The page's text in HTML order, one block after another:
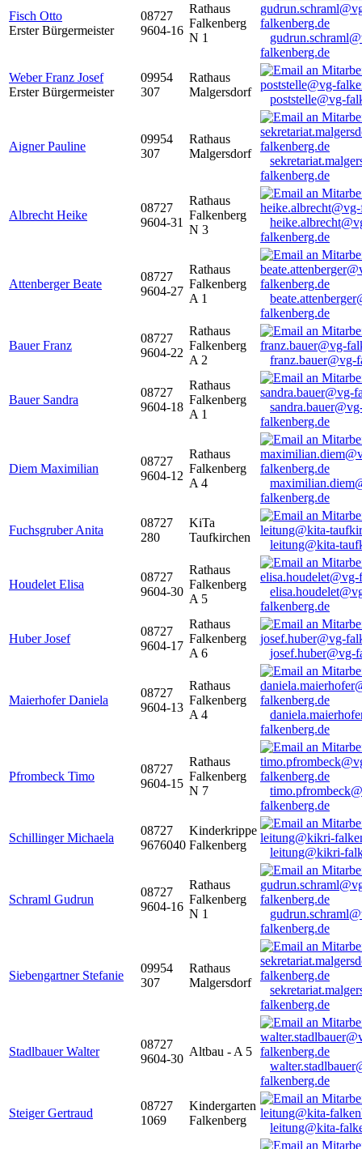
Fisch Otto
Erster Bürgermeister
08727
9604-16
Rathaus
Falkenberg
N 1
falkenberg.de
Weber Franz Josef
Erster Bürgermeister
09954
307
Rathaus
Malgersdorf
poststelle@vg-
Aigner Pauline
09954
307
Rathaus
Malgersdorf
falkenberg.de
Albrecht Heike
08727
9604-31
Rathaus
Falkenberg
N 3
falkenberg.de
Attenberger Beate
08727
9604-27
Rathaus
Falkenberg
A 1
falkenberg.de
Bauer Franz
08727
9604-22
Rathaus
Falkenberg
A 2
franz.bauer@vg-
Bauer Sandra
08727
9604-18
Rathaus
Falkenberg
A 1
falkenberg.de
Diem Maximilian
08727
9604-12
Rathaus
Falkenberg
A 4
falkenberg.de
Fuchsgruber Anita
08727
280
KiTa
Taufkirchen
leitung@kita-
Houdelet Elisa
08727
9604-30
Rathaus
Falkenberg
A 5
falkenberg.de
Huber Josef
08727
9604-17
Rathaus
Falkenberg
A 6
josef.huber@vg-
Maierhofer Daniela
08727
9604-13
Rathaus
Falkenberg
A 4
falkenberg.de
Pfrombeck Timo
08727
9604-15
Rathaus
Falkenberg
N 7
falkenberg.de
Schillinger Michaela
08727
9676040
Kinderkrippe
Falkenberg
leitung@kikri-
Schraml Gudrun
08727
9604-16
Rathaus
Falkenberg
N 1
falkenberg.de
Siebengartner Stefanie
09954
307
Rathaus
Malgersdorf
falkenberg.de
Stadlbauer Walter
08727
9604-30
Altbau - A 5
falkenberg.de
Steiger Gertraud
08727
1069
Kindergarten
Falkenberg
leitung@kita-